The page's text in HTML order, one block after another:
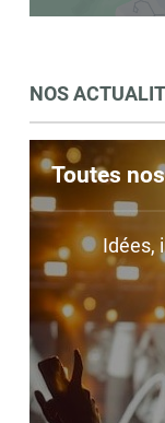
NOS
Toutes
Idées,